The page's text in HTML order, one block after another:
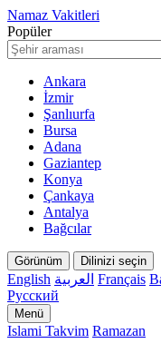
Namaz Vakitleri
Popüler
Ankara
İzmir
Şanlıurfa
Bursa
Adana
Gaziantep
Konya
Çankaya
Antalya
Bağcılar
Görünüm Dilinizi seçin
English العربية Français
Русский
Menü
Islami Takvim Ramazan